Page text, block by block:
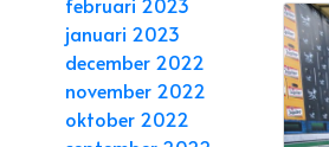
januari 2023
december 2022
november 2022
oktober 2022